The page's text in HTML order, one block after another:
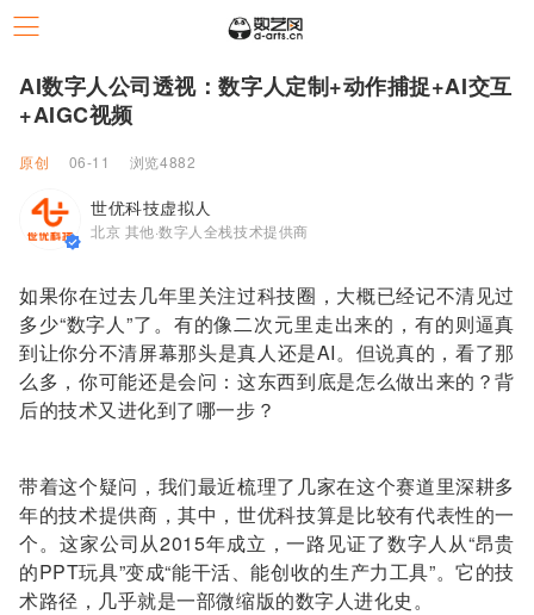
AI数字人公司透视：数字人定制+动作捕捉+AI交互
+AIGC视频
原创 06-11 浏览4882
世优科技虚拟人
北京 其他·数字人全栈技术提供商
如果你在过去几年里关注过科技圈，大概已经记不清见过
多少“数字人”了。有的像二次元里走出来的，有的则逼真
到让你分不清屏幕那头是真人还是AI。但说真的，看了那
么多，你可能还是会问：这东西到底是怎么做出来的？背
后的技术又进化到了哪一步？
带着这个疑问，我们最近梳理了几家在这个赛道里深耕多
年的技术提供商，其中，世优科技算是比较有代表性的一
个。这家公司从2015年成立，一路见证了数字人从“昂贵
的PPT玩具”变成“能干活、能创收的生产力工具”。它的技
术路径，几乎就是一部微缩版的数字人进化史。